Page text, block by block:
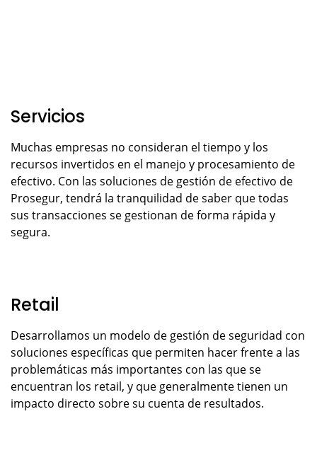
Servicios
Muchas empresas no consideran el tiempo y los
recursos invertidos en el manejo y procesamiento de
efectivo. Con las soluciones de gestión de efectivo de
Prosegur, tendrá la tranquilidad de saber que todas
sus transacciones se gestionan de forma rápida y
segura.
Retail
Desarrollamos un modelo de gestión de seguridad con
soluciones específicas que permiten hacer frente a las
problemáticas más importantes con las que se
encuentran los retail, y que generalmente tienen un
impacto directo sobre su cuenta de resultados.